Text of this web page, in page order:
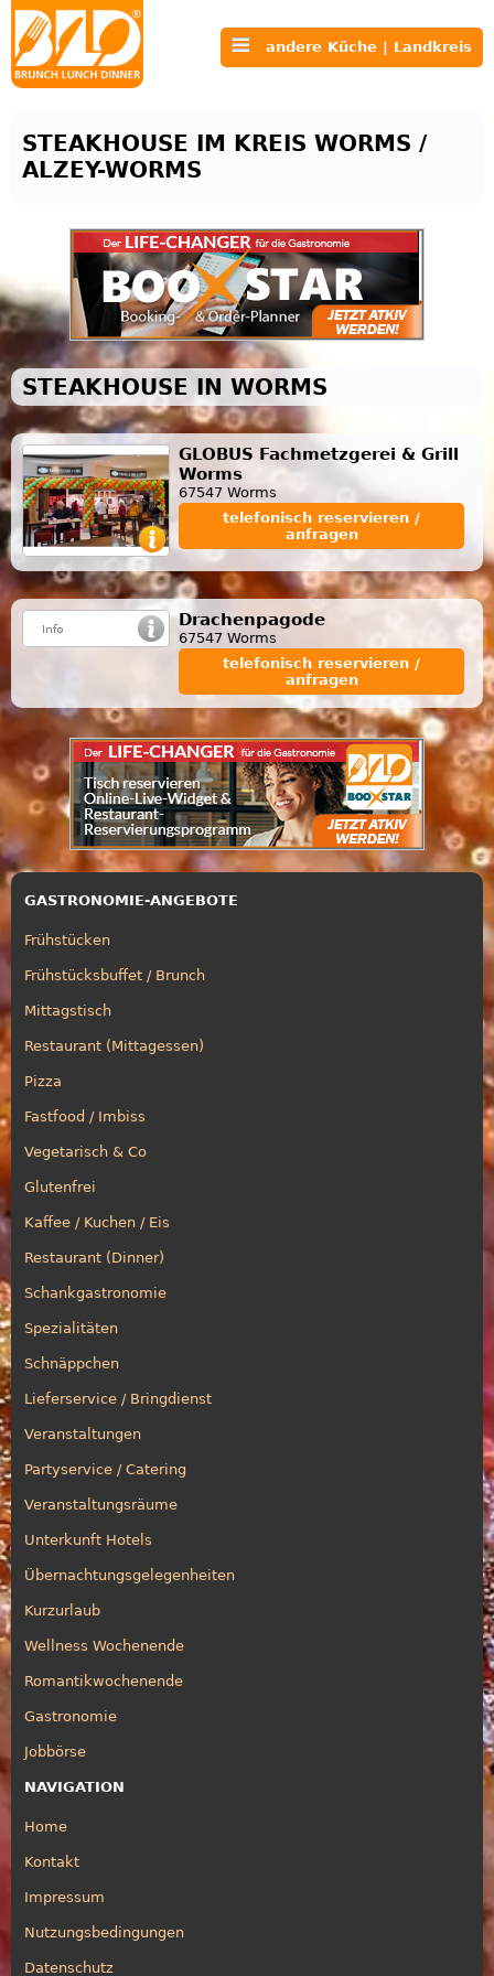
andere Küche | Landkreis
STEAKHOUSE IM KREIS WORMS /
ALZEY-WORMS
STEAKHOUSE IN WORMS
GLOBUS Fachmetzgerei & Grill
Worms
67547 Worms
telefonisch reservieren /
anfragen
Drachenpagode
67547 Worms
telefonisch reservieren /
anfragen
GASTRONOMIE-ANGEBOTE
Frühstücken
Frühstücksbuffet / Brunch
Mittagstisch
Restaurant (Mittagessen)
Pizza
Fastfood / Imbiss
Vegetarisch & Co
Glutenfrei
Kaffee / Kuchen / Eis
Restaurant (Dinner)
Schankgastronomie
Spezialitäten
Schnäppchen
Lieferservice / Bringdienst
Veranstaltungen
Partyservice / Catering
Veranstaltungsräume
Unterkunft Hotels
Übernachtungsgelegenheiten
Kurzurlaub
Wellness Wochenende
Romantikwochenende
Gastronomie
Jobbörse
NAVIGATION
Home
Kontakt
Impressum
Nutzungsbedingungen
Datenschutz